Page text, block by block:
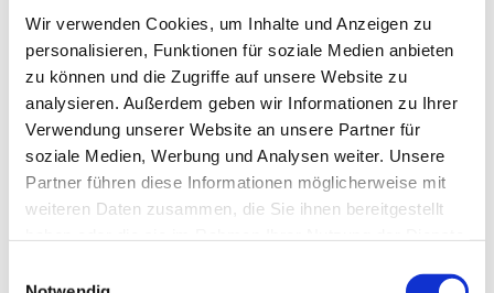
Wir verwenden Cookies, um Inhalte und Anzeigen zu
personalisieren, Funktionen für soziale Medien anbieten
zu können und die Zugriffe auf unsere Website zu
analysieren. Außerdem geben wir Informationen zu Ihrer
Verwendung unserer Website an unsere Partner für
soziale Medien, Werbung und Analysen weiter. Unsere
Partner führen diese Informationen möglicherweise mit
weiteren Daten zusammen, die Sie ihnen bereitgestellt